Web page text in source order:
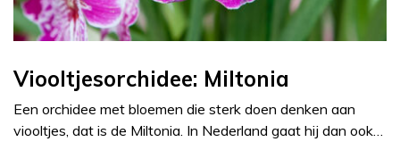
Viooltjesorchidee: Miltonia
Een orchidee met bloemen die sterk doen denken aan
viooltjes, dat is de Miltonia. In Nederland gaat hij dan ook…